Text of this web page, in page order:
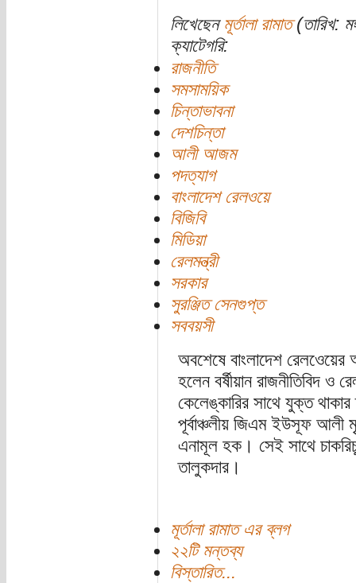
লিখেছেন মূর্তালা রামাত(তারিখ:
ক্যাটেগরি:
রাজনীতি
সমসাময়িক
চিন্তাভাবনা
দেশচিন্তা
আলী আজম
পদত্যাগ
বাংলাদেশ রেলওয়ে
বিজিবি
মিডিয়া
রেলমন্ত্রী
সরকার
সুরঞ্জিত সেনগুপ্ত
সববয়সী
অবশেষে বাংলাদেশ রেলওেয়ের
হলেন বর্ষীয়ান রাজনীতিবিদ
কেলেঙ্কারির সাথে যুক্ত
পূর্বাঞ্চলীয় জিএম ইউসূফ আলী
এনামূল হক। সেই সাথে
তালুকদার।
মূর্তালা রামাত এর ব্লগ
২২টি মন্তব্য
বিস্তারিত...